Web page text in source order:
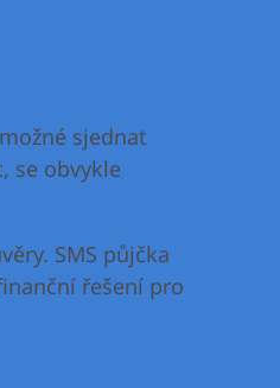
sjednat
se obvykle
SMS půjčka
řešení pro